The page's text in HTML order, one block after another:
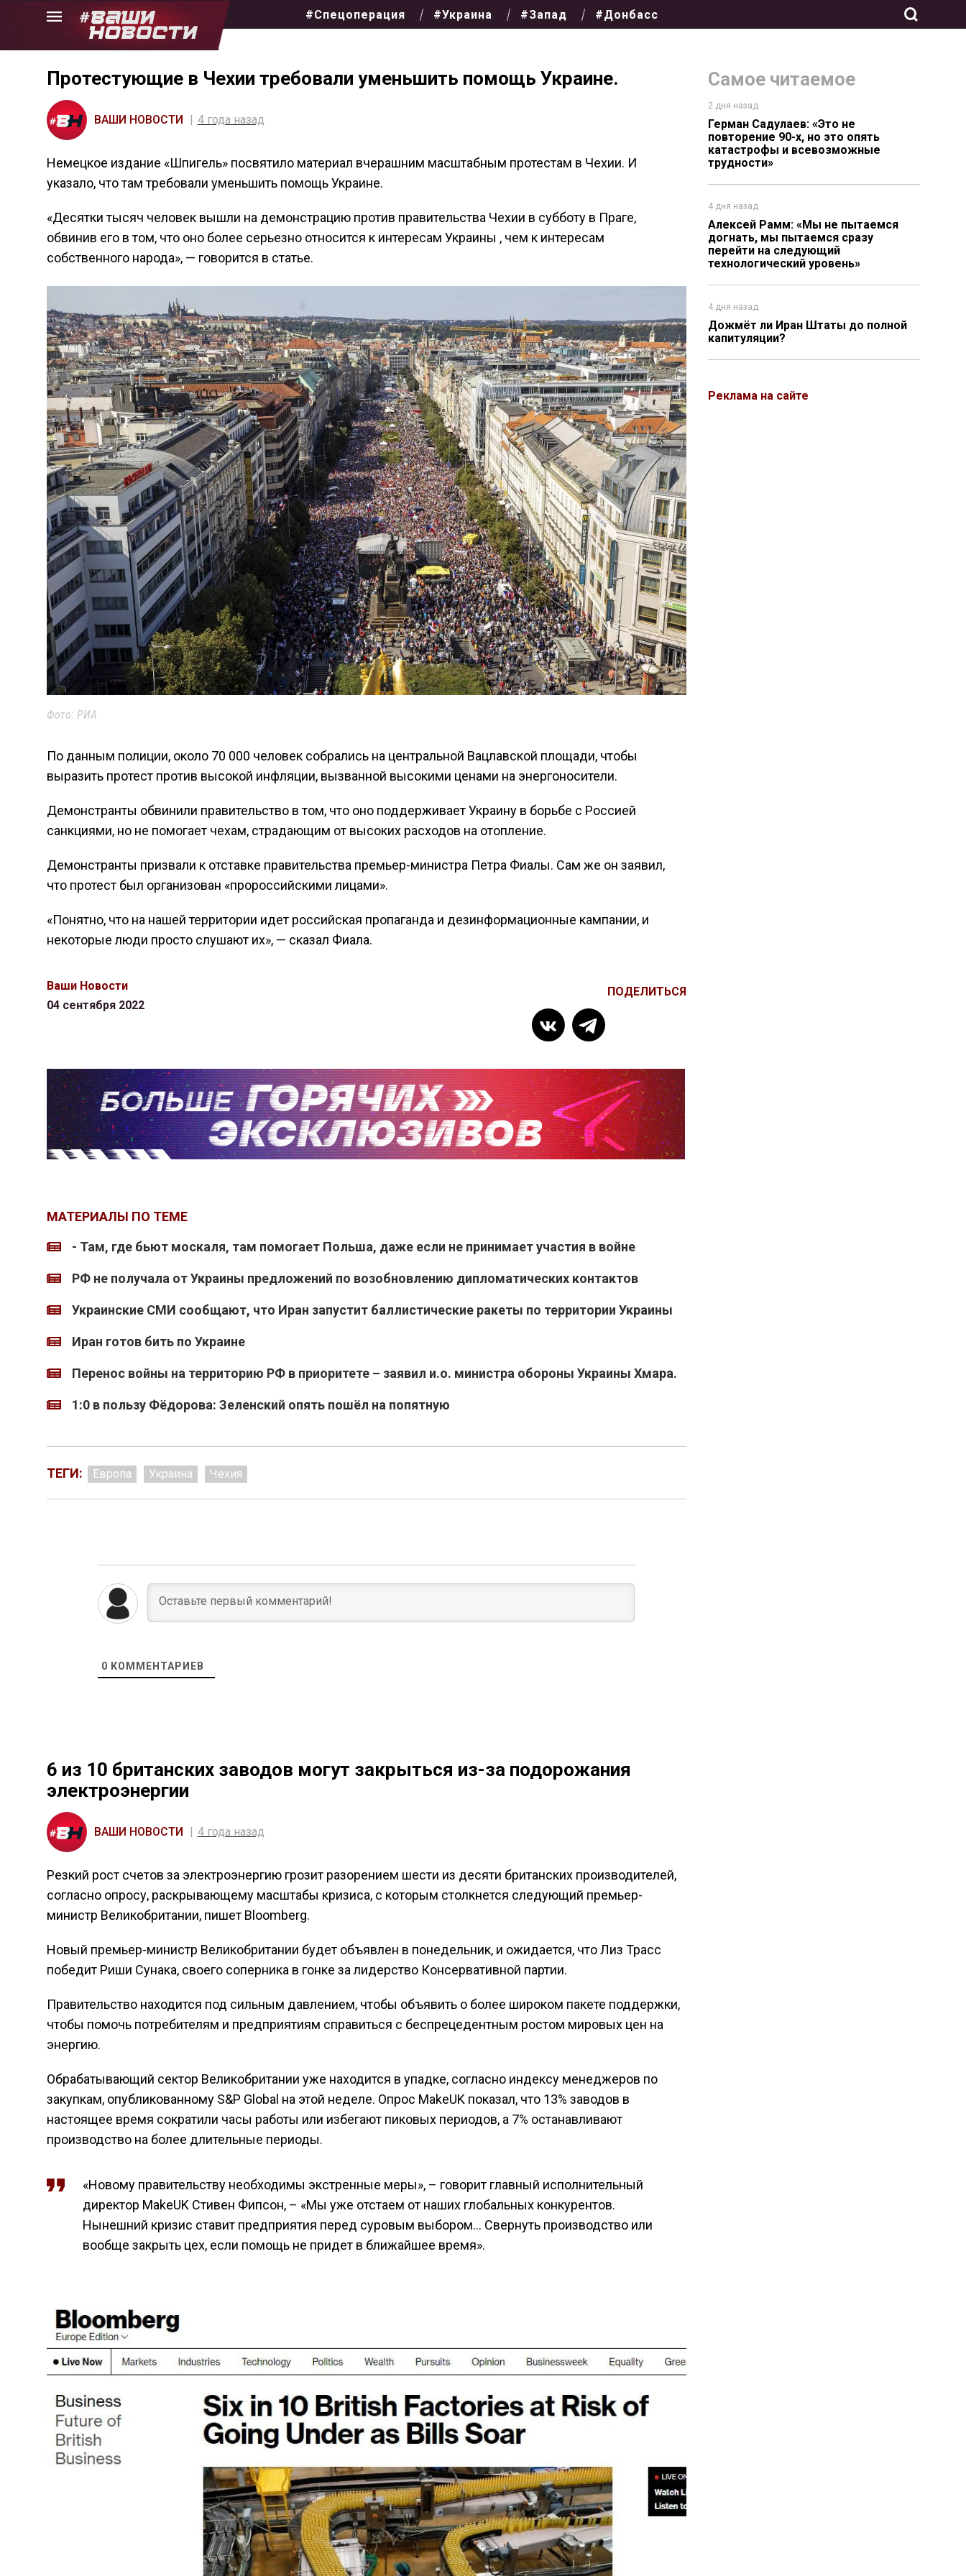
Skip
#Спецоперация #Украина #Запад #Донбасс
Самое читаемое
2 дня назад
Герман Садулаев: «Это не
повторение 90-х, но это опять
катастрофы и всевозможные
трудности»
4 дня назад
Алексей Рамм: «Мы не пытаемся
догнать, мы пытаемся сразу
перейти на следующий
технологический уровень»
4 дня назад
Дожмёт ли Иран Штаты до полной
капитуляции?
Реклама на сайте
Протестующие в Чехии требовали уменьшить помощь Украине.
ВАШИ НОВОСТИ 4 года назад
Немецкое издание «Шпигель» посвятило материал вчерашним масштабным протестам в Чехии. И
указало, что там требовали уменьшить помощь Украине.
«Десятки тысяч человек вышли на демонстрацию против правительства Чехии в субботу в Праге,
обвинив его в том, что оно более серьезно относится к интересам Украины , чем к интересам
собственного народа», — говорится в статье.
Фото: РИА
По данным полиции, около 70 000 человек собрались на центральной Вацлавской площади, чтобы
выразить протест против высокой инфляции, вызванной высокими ценами на энергоносители.
Демонстранты обвинили правительство в том, что оно поддерживает Украину в борьбе с Россией
санкциями, но не помогает чехам, страдающим от высоких расходов на отопление.
Демонстранты призвали к отставке правительства премьер-министра Петра Фиалы. Сам же он заявил,
что протест был организован «пророссийскими лицами».
«Понятно, что на нашей территории идет российская пропаганда и дезинформационные кампании, и
некоторые люди просто слушают их», — сказал Фиала.
Ваши Новости
04 сентября 2022
ПОДЕЛИТЬСЯ
МАТЕРИАЛЫ ПО ТЕМЕ
- Там, где бьют москаля, там помогает Польша, даже если не принимает участия в войне
РФ не получала от Украины предложений по возобновлению дипломатических контактов
Украинские СМИ сообщают, что Иран запустит баллистические ракеты по территории Украины
Иран готов бить по Украине
Перенос войны на территорию РФ в приоритете – заявил и.о. министра обороны Украины Хмара.
1:0 в пользу Фёдорова: Зеленский опять пошёл на попятную
ТЕГИ: Европа Украина Чехия
0 КОММЕНТАРИЕВ
6 из 10 британских заводов могут закрыться из-за подорожания
электроэнергии
ВАШИ НОВОСТИ 4 года назад
Резкий рост счетов за электроэнергию грозит разорением шести из десяти британских производителей,
согласно опросу, раскрывающему масштабы кризиса, с которым столкнется следующий премьер-
министр Великобритании, пишет Bloomberg.
Новый премьер-министр Великобритании будет объявлен в понедельник, и ожидается, что Лиз Трасс
победит Риши Сунака, своего соперника в гонке за лидерство Консервативной партии.
Правительство находится под сильным давлением, чтобы объявить о более широком пакете поддержки,
чтобы помочь потребителям и предприятиям справиться с беспрецедентным ростом мировых цен на
энергию.
Обрабатывающий сектор Великобритании уже находится в упадке, согласно индексу менеджеров по
закупкам, опубликованному S&P Global на этой неделе. Опрос MakeUK показал, что 13% заводов в
настоящее время сократили часы работы или избегают пиковых периодов, а 7% останавливают
производство на более длительные периоды.
«Новому правительству необходимы экстренные меры», – говорит главный исполнительный
директор MakeUK Стивен Фипсон, – «Мы уже отстаем от наших глобальных конкурентов.
Нынешний кризис ставит предприятия перед суровым выбором… Свернуть производство или
вообще закрыть цех, если помощь не придет в ближайшее время».